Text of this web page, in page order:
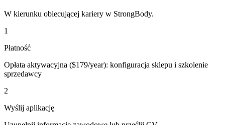
W kierunku obiecującej kariery w StrongBody.
1
Płatność
Opłata aktywacyjna ($179/year): konfiguracja sklepu i szkolenie
sprzedawcy
2
Wyślij aplikację